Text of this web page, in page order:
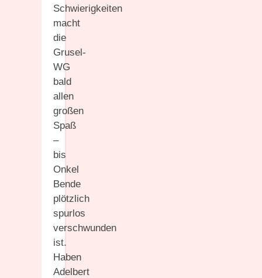
Schwierigkeiten
macht
die
Grusel-
WG
bald
allen
großen
Spaß
–
bis
Onkel
Bende
plötzlich
spurlos
verschwunden
ist.
Haben
Adelbert